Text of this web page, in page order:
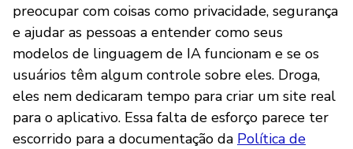
preocupar com coisas como privacidade, segurança
e ajudar as pessoas a entender como seus
modelos de linguagem de IA funcionam e se os
usuários têm algum controle sobre eles. Droga,
eles nem dedicaram tempo para criar um site real
para o aplicativo. Essa falta de esforço parece ter
escorrido para a documentação da Política de